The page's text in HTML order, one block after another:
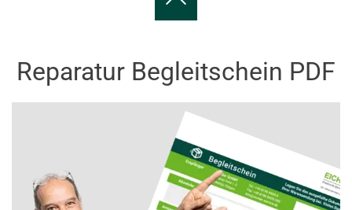
Reparatur Begleitschein PDF